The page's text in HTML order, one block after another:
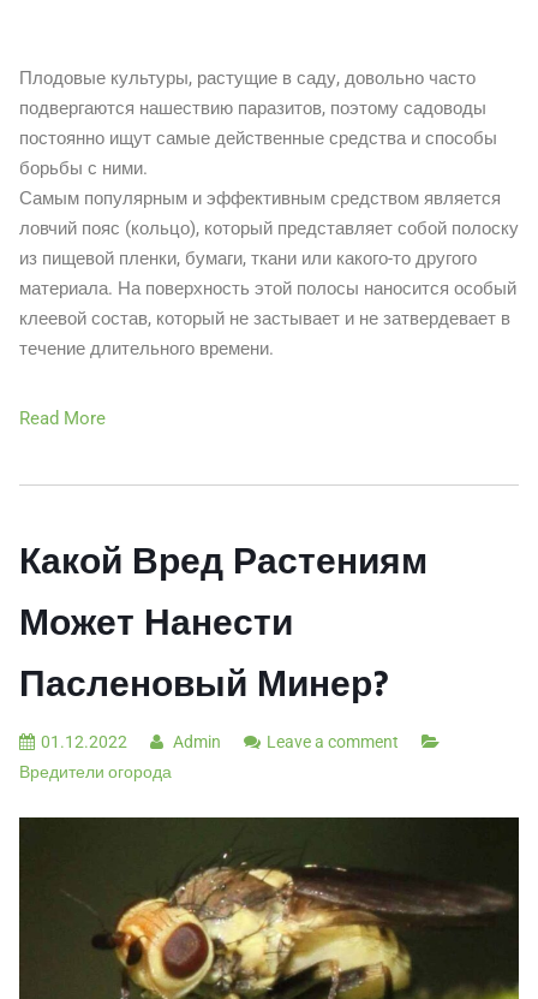
Плодовые культуры, растущие в саду, довольно часто
подвергаются нашествию паразитов, поэтому садоводы
постоянно ищут самые действенные средства и способы
борьбы с ними.
Самым популярным и эффективным средством является
ловчий пояс (кольцо), который представляет собой полоску
из пищевой пленки, бумаги, ткани или какого-то другого
материала. На поверхность этой полосы наносится особый
клеевой состав, который не застывает и не затвердевает в
течение длительного времени.
Read More
Какой Вред Растениям
Может Нанести
Пасленовый Минер?
01.12.2022 Admin
Leave a comment
Вредители огорода